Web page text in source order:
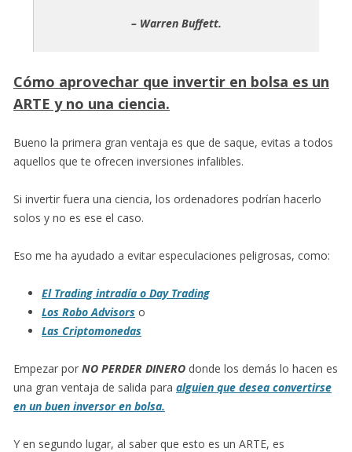
– Warren Buffett.
Cómo aprovechar que invertir en bolsa es un
ARTE y no una ciencia.
Bueno la primera gran ventaja es que de saque, evitas a todos
aquellos que te ofrecen inversiones infalibles.
Si invertir fuera una ciencia, los ordenadores podrían hacerlo
solos y no es ese el caso.
Eso me ha ayudado a evitar especulaciones peligrosas, como:
El Trading intradía o Day Trading
Los Robo Advisors o
Las Criptomonedas
Empezar por NO PERDER DINERO donde los demás lo hacen es
una gran ventaja de salida para alguien que desea convertirse
en un buen inversor en bolsa.
Y en segundo lugar, al saber que esto es un ARTE, es